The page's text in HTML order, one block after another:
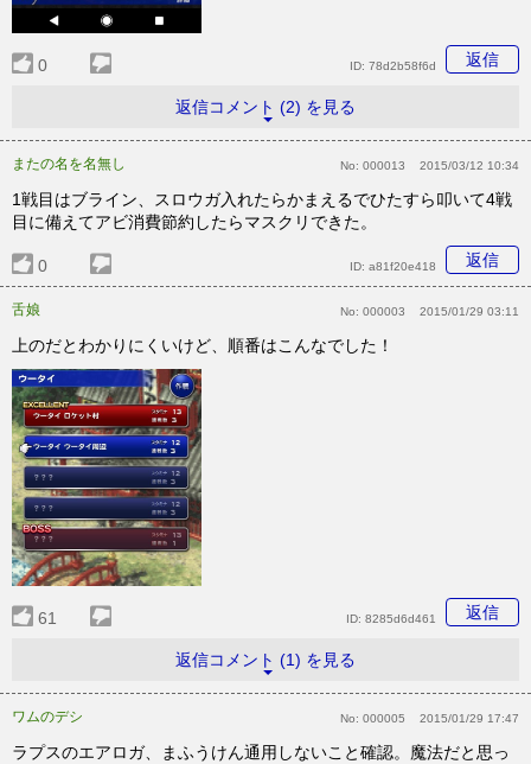
0 返信
ID: 78d2b58f6d
返信コメント (2) を見る
またの名を名無し No: 000013 2015/03/12 10:34
1戦目はブライン、スロウガ入れたらかまえるでひたすら叩いて4戦
目に備えてアビ消費節約したらマスクリできた。
0 返信
ID: a81f20e418
舌娘 No: 000003 2015/01/29 03:11
上のだとわかりにくいけど、順番はこんなでした！
61 返信
ID: 8285d6d461
返信コメント (1) を見る
ワムのデシ No: 000005 2015/01/29 17:47
ラプスのエアロガ、まふうけん通用しないこと確認。魔法だと思っ